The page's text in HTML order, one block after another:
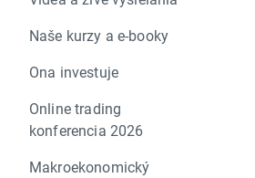
Naše kurzy a e-booky
Ona investuje
Online trading
konferencia 2026
Makroekonomický